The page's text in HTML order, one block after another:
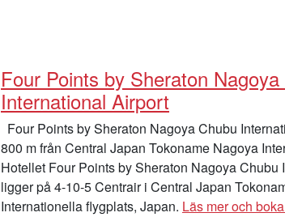
Four Points by Sheraton
International Airport
Four Points by Sheraton Nagoya Chubu
800 m från Central Japan Tokoname Nagoya
Hotellet Four Points by Sheraton Nagoya Chubu
ligger på 4-10-5 Centrair i Central Japan
Internationella flygplats, Japan. Läs mer och